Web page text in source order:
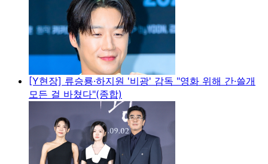
[Y현장] 류승룡·하지원 '비광' 감독 "영화 위해 간·쓸개
모든 걸 바쳤다"(종합)